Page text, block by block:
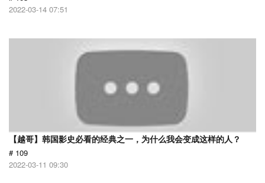
2022-03-14 07:51
【越哥】韩国影史必看的经典之一，为什么我会变成这样的人？
# 109
2022-03-11 09:30